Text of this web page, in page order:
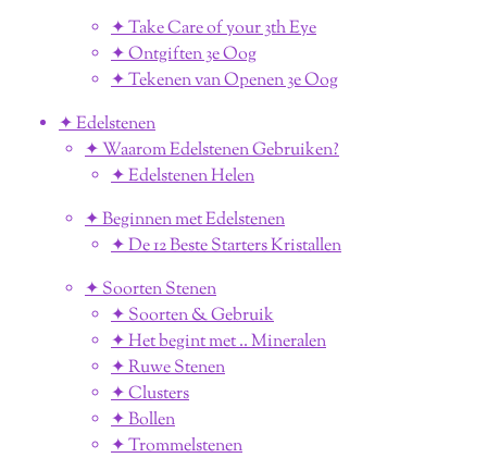
✦ Take Care of your 3th Eye
✦ Ontgiften 3e Oog
✦ Tekenen van Openen 3e Oog
✦ Edelstenen
✦ Waarom Edelstenen Gebruiken?
✦ Edelstenen Helen
✦ Beginnen met Edelstenen
✦ De 12 Beste Starters Kristallen
✦ Soorten Stenen
✦ Soorten & Gebruik
✦ Het begint met .. Mineralen
✦ Ruwe Stenen
✦ Clusters
✦ Bollen
✦ Trommelstenen